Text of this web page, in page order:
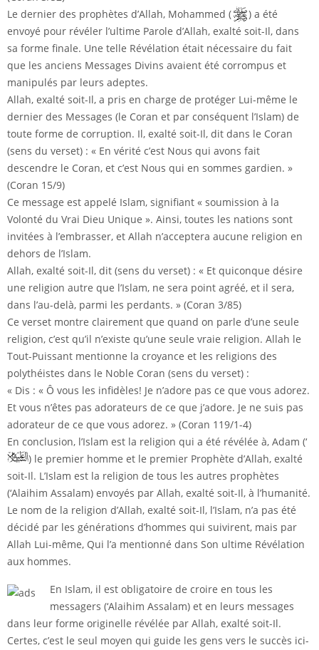
Le dernier des prophètes d’Allah, Mohammed (
) a été
envoyé pour révéler l’ultime Parole d’Allah, exalté soit-Il, dans
sa forme finale. Une telle Révélation était nécessaire du fait
que les anciens Messages Divins avaient été corrompus et
manipulés par leurs adeptes.
Allah, exalté soit-Il, a pris en charge de protéger Lui-même le
dernier des Messages (le Coran et par conséquent l’Islam) de
toute forme de corruption. Il, exalté soit-Il, dit dans le Coran
(sens du verset) : « En vérité c’est Nous qui avons fait
descendre le Coran, et c’est Nous qui en sommes gardien. »
(Coran 15/9)
Ce message est appelé Islam, signifiant « soumission à la
Volonté du Vrai Dieu Unique ». Ainsi, toutes les nations sont
invitées à l’embrasser, et Allah n’acceptera aucune religion en
dehors de l’Islam.
Allah, exalté soit-Il, dit (sens du verset) : « Et quiconque désire
une religion autre que l’Islam, ne sera point agréé, et il sera,
dans l’au-delà, parmi les perdants. » (Coran 3/85)
Ce verset montre clairement que quand on parle d’une seule
religion, c’est qu’il n’existe qu’une seule vraie religion. Allah le
Tout-Puissant mentionne la croyance et les religions des
polythéistes dans le Noble Coran (sens du verset) :
« Dis : « Ô vous les infidèles! Je n’adore pas ce que vous adorez.
Et vous n’êtes pas adorateurs de ce que j’adore. Je ne suis pas
adorateur de ce que vous adorez. » (Coran 119/1-4)
En conclusion, l’Islam est la religion qui a été révélée à, Adam (‘
) le premier homme et le premier Prophète d’Allah, exalté
soit-Il. L’Islam est la religion de tous les autres prophètes
(‘Alaihim Assalam) envoyés par Allah, exalté soit-Il, à l’humanité.
Le nom de la religion d’Allah, exalté soit-Il, l’Islam, n’a pas été
décidé par les générations d’hommes qui suivirent, mais par
Allah Lui-même, Qui l’a mentionné dans Son ultime Révélation
aux hommes.
En Islam, il est obligatoire de croire en tous les
messagers (‘Alaihim Assalam) et en leurs messages
dans leur forme originelle révélée par Allah, exalté soit-Il.
Certes, c’est le seul moyen qui guide les gens vers le succès ici-